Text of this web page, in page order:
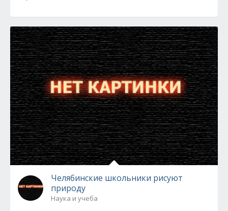
Челябинские школьники рисуют
природу
Наука и учеба